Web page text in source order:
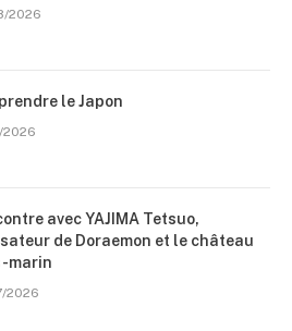
2026
le Japon
2026
avec YAJIMA Tetsuo,
de Doraemon et le château
marin
2026